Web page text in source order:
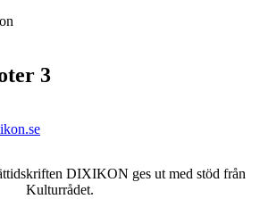
3
DIXIKON ges ut med stöd från
Kulturrådet.